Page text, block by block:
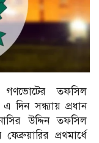
গণভোটের তফসিল
সন্ধ্যায় প্রধান
উদ্দিন তফসিল
প্রথমার্ধে